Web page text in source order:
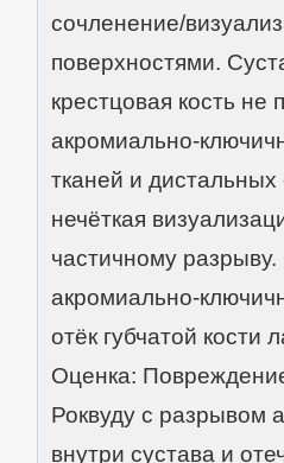
сочленение/
поверхностями.
крестцовая кость
акромиально-
тканей и
нечёткая
частичному
акромиально-
отёк губчатой кости
Оценка:
Роквуду с разрывом
внутри сустава и